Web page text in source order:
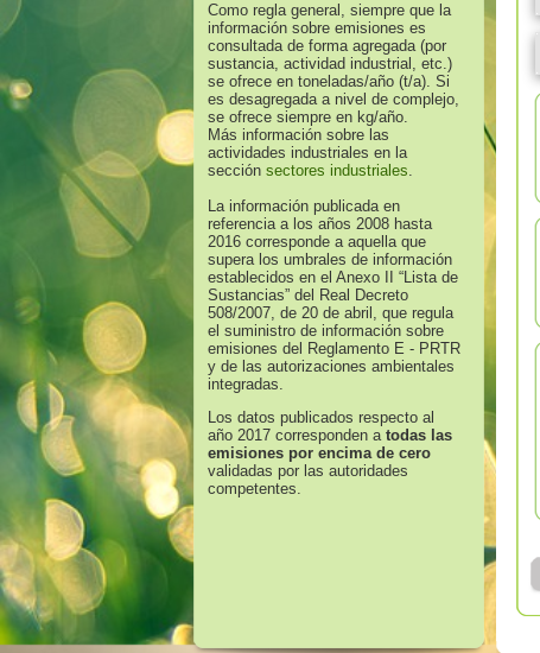
Como regla general, siempre que la
información sobre emisiones es
consultada de forma agregada (por
sustancia, actividad industrial, etc.)
se ofrece en toneladas/año (t/a). Si
es desagregada a nivel de complejo,
se ofrece siempre en kg/año.
Más información sobre las
actividades industriales en la
sección sectores industriales.
La información publicada en
referencia a los años 2008 hasta
2016 corresponde a aquella que
supera los umbrales de información
establecidos en el Anexo II “Lista de
Sustancias” del Real Decreto
508/2007, de 20 de abril, que regula
el suministro de información sobre
emisiones del Reglamento E - PRTR
y de las autorizaciones ambientales
integradas.
Los datos publicados respecto al
año 2017 corresponden atodas las
emisiones por encima de cero
validadas por las autoridades
competentes.